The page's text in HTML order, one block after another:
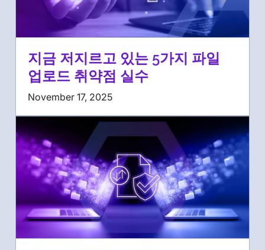
지금 저지르고 있는 5가지 파일
업로드 취약점 실수
November 17, 2025